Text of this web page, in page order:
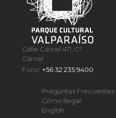
Calle Cárcel 471, C°
Cárcel
Fono:+56 32 235 9400
Preguntas Frecuentes
Cómo llegar
English